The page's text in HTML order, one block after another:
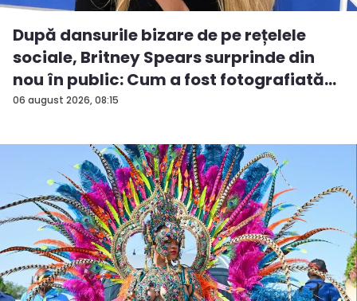
06 august 2026, 08:15
După dansurile bizare de pe rețelele
sociale, Britney Spears surprinde din
nou în public: Cum a fost fotografiată
î...